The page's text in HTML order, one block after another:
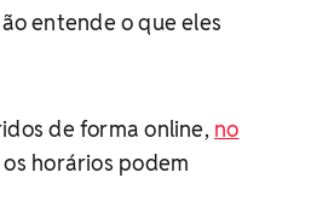
entende o que eles
de forma online, no
horários podem